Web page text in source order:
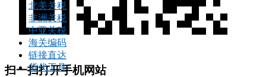
扫一扫打开手机网站
北美关税
非洲关税
中亚关税
海关编码
链接直达
货代工具